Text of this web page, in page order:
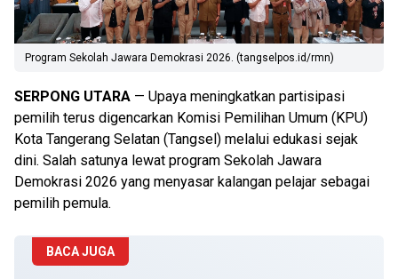
Program Sekolah Jawara Demokrasi 2026. (tangselpos.id/rmn)
SERPONG UTARA — Upaya meningkatkan partisipasi
pemilih terus digencarkan Komisi Pemilihan Umum (KPU)
Kota Tangerang Selatan (Tangsel) melalui edukasi sejak
dini. Salah satunya lewat program Sekolah Jawara
Demokrasi 2026 yang menyasar kalangan pelajar sebagai
pemilih pemula.
BACA JUGA